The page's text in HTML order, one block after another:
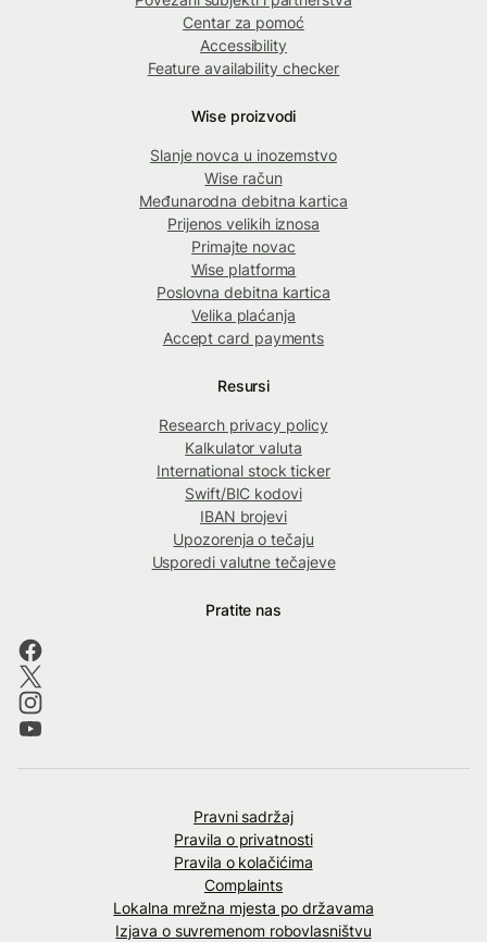
Centar za pomoć
Accessibility
Feature availability checker
Wise proizvodi
Slanje novca u inozemstvo
Wise račun
Međunarodna debitna kartica
Prijenos velikih iznosa
Primajte novac
Wise platforma
Poslovna debitna kartica
Velika plaćanja
Accept card payments
Resursi
Research privacy policy
Kalkulator valuta
International stock ticker
Swift/BIC kodovi
IBAN brojevi
Upozorenja o tečaju
Usporedi valutne tečajeve
Pratite nas
Pravni sadržaj
Pravila o privatnosti
Pravila o kolačićima
Complaints
Lokalna mrežna mjesta po državama
Izjava o suvremenom robovlasništvu